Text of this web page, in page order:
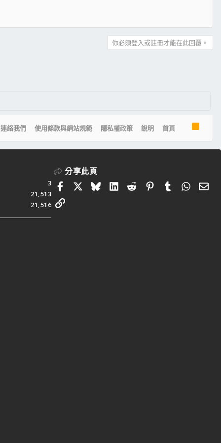
你必須登入或註冊才能在此回覆。
連絡我們 使用條款與網站規範 隱私權政策 說明 首頁
R
S
3
21,513
21,516
分享此頁
FacebookBlueskyLinkedIn
RedditPinterestTumblr 電
連結